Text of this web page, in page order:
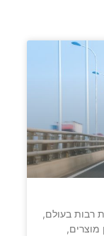
רבות בעולם,
מוצרים,